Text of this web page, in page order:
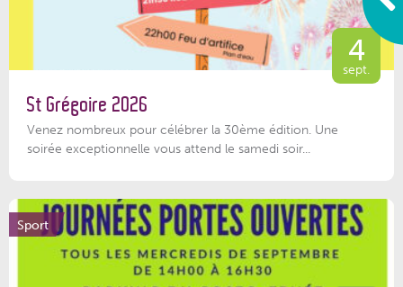
4
sept.
St Grégoire 2026
Venez nombreux pour célébrer la 30ème édition. Une
soirée exceptionnelle vous attend le samedi soir...
Sport